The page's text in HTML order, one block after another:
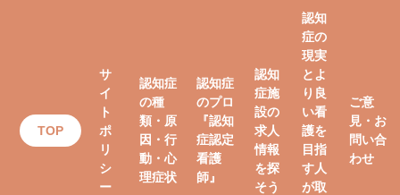
TOP
サ
イ
ト
ポ
リ
シ
ー
認知症
の種
類・原
因・行
動・心
理症状
認知症
のプロ
『認知
症認定
看護
師』
認知
症施
設の
求人
情報
を探
そう
認知
症の
現実
とよ
り良
い看
護を
目指
す人
が取
ご意
見・お
問い合
わせ